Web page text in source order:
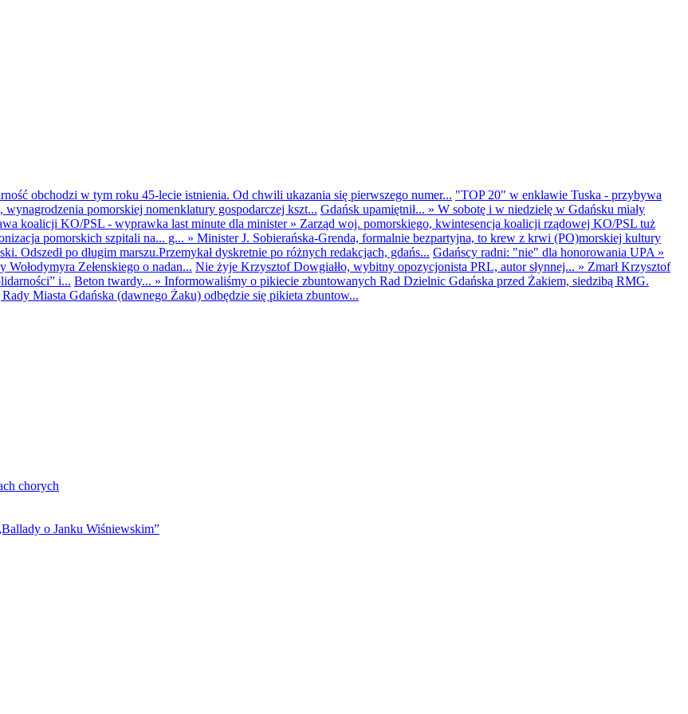
obchodzi w tym roku 45-lecie istnienia. Od chwili ukazania się pierwszego numer... "TOP 20" w enklawie Tuska - przybywa
pomorskiej nomenklatury gospodarczej kszt... Gdańsk upamiętnił... » W sobotę i w niedzielę w Gdańsku miały
koalicji KO/PSL - wyprawka last minute dla minister» Zarząd woj. pomorskiego, kwintesencja koalicji rządowej KO/PSL tuż
pomorskich szpitali na... g... » Minister J. Sobierańska-Grenda, formalnie bezpartyjna, to krew z krwi (PO)morskiej kultury
Odszedł po długim marszu.Przemykał dyskretnie po różnych redakcjach, gdańs... Gdańscy radni: "nie" dla honorowania UPA »
Zełenskiego o nadan... Nie żyje Krzysztof Dowgiałło, wybitny opozycjonista PRL, autor słynnej... » Zmarł Krzysztof
i... Beton twardy... » Informowaliśmy o pikiecie zbuntowanych Rad Dzielnic Gdańska przed Żakiem, siedzibą RMG.
Miasta Gdańska (dawnego Żaku) odbędzie się pikieta zbuntow...
chorych
o Janku Wiśniewskim”